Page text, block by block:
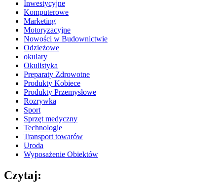
Inwestycyjne
Komputerowe
Marketing
Motoryzacyjne
Nowości w Budownictwie
Odzieżowe
okulary
Okulistyka
Preparaty Zdrowotne
Produkty Kobiece
Produkty Przemysłowe
Rozrywka
Sport
Sprzęt medyczny
Technologie
Transport towarów
Uroda
Wyposażenie Obiektów
Czytaj: